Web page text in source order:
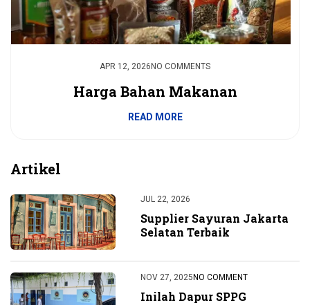
APR 12, 2026 NO COMMENTS
Harga Bahan Makanan
READ MORE
Artikel
JUL 22, 2026
Supplier Sayuran Jakarta
Selatan Terbaik
NOV 27, 2025 NO COMMENT
Inilah Dapur SPPG